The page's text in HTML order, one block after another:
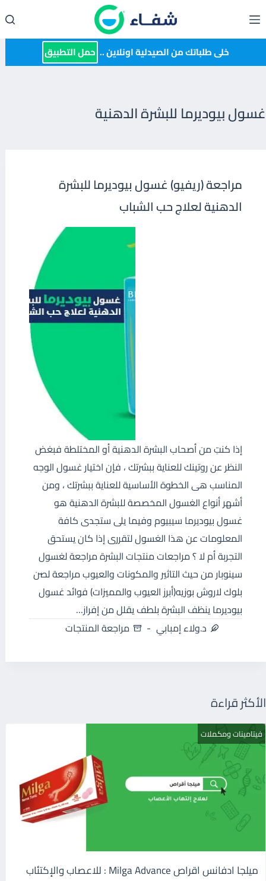
إلى
المحتوى خلى طلباتك من الصيدلية اونلاين .. حمل التطبيق
غسول بيوديرما للبشرة الدهنية
مراجعة (ريفيو) غسول بيوديرما للبشرة
الدهنية لعلاج حب الشباب
إذا كنتِ من أصحاب البشرة الدهنية أو المختلطة فبغض
النظر عن روتينك للعناية ببشرتك ، فإن اختيار غسول الوجه
المناسب هى الخطوة الأساسية للعناية ببشرتك ، ومن
أشهر أنواع الغسول المخصصة للبشرة الدهنية هو
غسول بيوديرما سيبيوم وفيما يلى ستجدى كافة
المعلومات عن هذا الغسول لتقررى إذا كان يستحق
التجربة أم لا ؟ مراجعات منتجات البشرة مراجعة لغسول
سينوبار من حيث التاثير والمكونات والعيوب مراجعة لصن
بلوك لاروش بوزيه(أبرز العيوب والمميزات) فوائد غسول
بيوديرما ينظف البشرة بلطف يقلل من إفراز…
د.ولاء إمبابي
مراجعة المنتجات
الأكثر قراءة
فيتامينات ومكملات
ميلجا ادفانس اقراص Milga Advance : للاعصاب والإكتئاب